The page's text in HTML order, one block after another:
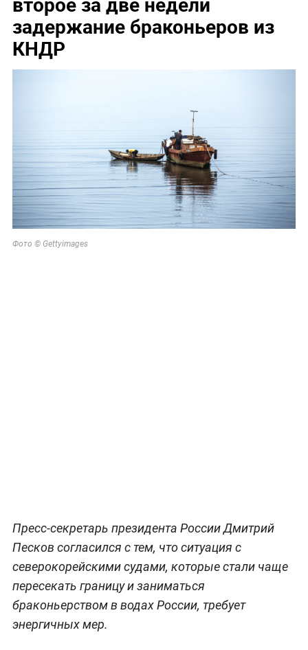
задержание браконьеров из
КНДР
Фото © Gettyimages
Пресс-секретарь президента России Дмитрий
Песков согласился с тем, что ситуация с
северокорейскими судами, которые стали чаще
пересекать границу и заниматься
браконьерством в водах России, требует
энергичных мер.